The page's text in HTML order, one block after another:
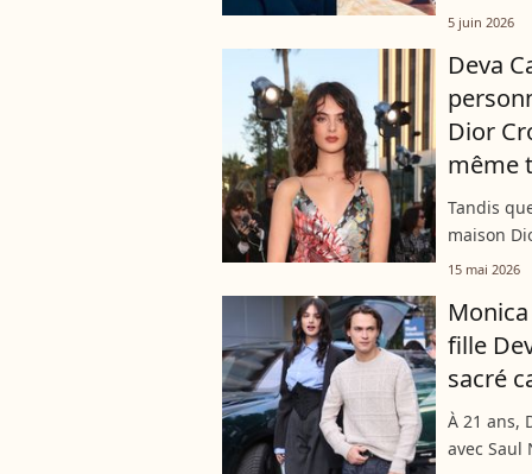
5 juin 2026
Deva
Dior
même
Tandis
maison
collection
15 mai 2026
fille
sacré
À 21 ans,
avec Saul